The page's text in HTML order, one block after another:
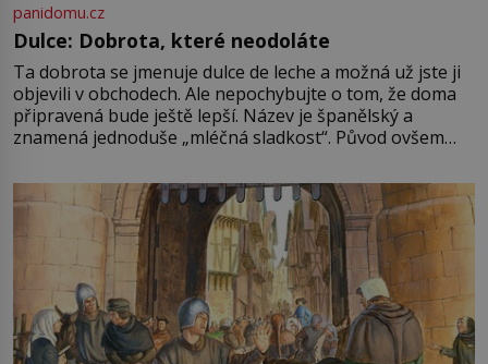
panidomu.cz
Dulce: Dobrota, které neodoláte
Ta dobrota se jmenuje dulce de leche a možná už jste ji
objevili v obchodech. Ale nepochybujte o tom, že doma
připravená bude ještě lepší. Název je španělský a
znamená jednoduše „mléčná sladkost“. Původ ovšem
pře hned několik latinskoamerických zemí a k tomu
Francie, kde se traduje,